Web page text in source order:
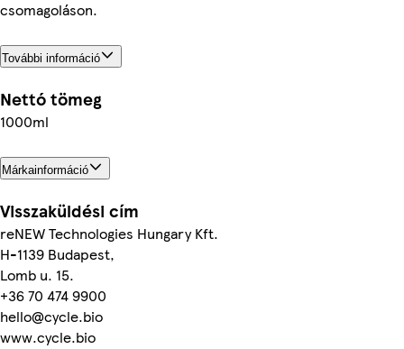
csomagoláson.
További információ
Nettó tömeg
1000ml
Márkainformáció
Visszaküldési cím
reNEW Technologies Hungary Kft.
H-1139 Budapest,
Lomb u. 15.
+36 70 474 9900
hello@cycle.bio
www.cycle.bio